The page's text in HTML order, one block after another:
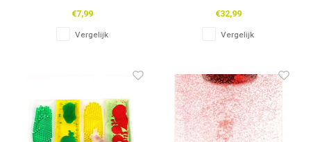
€7,99
Vergelijk
€32,99
Vergelijk